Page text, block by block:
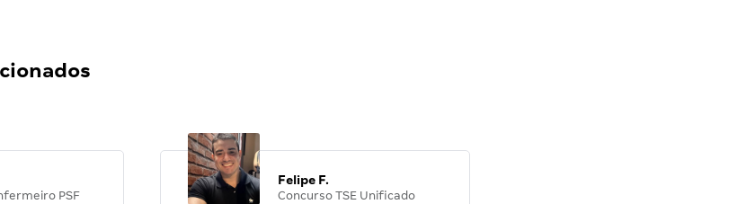
PSF
Felipe F.
Concurso TSE Unificado